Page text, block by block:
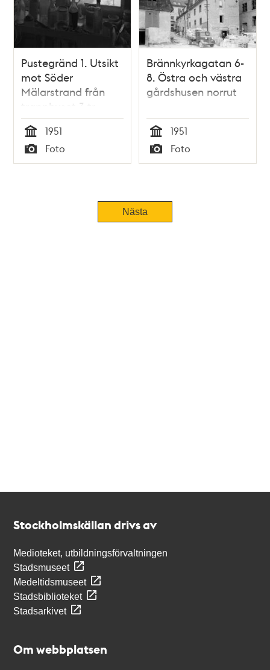
Pustegränd 1. Utsikt
mot Söder
Mälarstrand från
trapphuset 3 tr.
österut
Tid
1951
Typ
Foto
Brännkyrkagatan 6-
8. Östra och västra
gårdshusen norrut
Tid
1951
Typ
Foto
TidigareNästa
Stockholmskällan drivs av
Medioteket, utbildningsförvaltningen
Stadsmuseet
Medeltidsmuseet
Stadsbiblioteket
Stadsarkivet
Om webbplatsen